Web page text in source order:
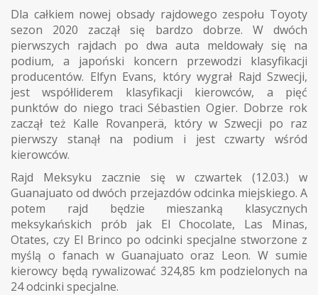
Dla całkiem nowej obsady rajdowego zespołu Toyoty
sezon 2020 zaczął się bardzo dobrze. W dwóch
pierwszych rajdach po dwa auta meldowały się na
podium, a japoński koncern przewodzi klasyfikacji
producentów. Elfyn Evans, który wygrał Rajd Szwecji,
jest współliderem klasyfikacji kierowców, a pięć
punktów do niego traci Sébastien Ogier. Dobrze rok
zaczął też Kalle Rovanperä, który w Szwecji po raz
pierwszy stanął na podium i jest czwarty wśród
kierowców.
Rajd Meksyku zacznie się w czwartek (12.03.) w
Guanajuato od dwóch przejazdów odcinka miejskiego. A
potem rajd będzie mieszanką klasycznych
meksykańskich prób jak El Chocolate, Las Minas,
Otates, czy El Brinco po odcinki specjalne stworzone z
myślą o fanach w Guanajuato oraz Leon. W sumie
kierowcy będą rywalizować 324,85 km podzielonych na
24 odcinki specjalne.